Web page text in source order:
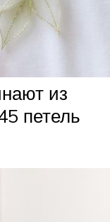
из
петель